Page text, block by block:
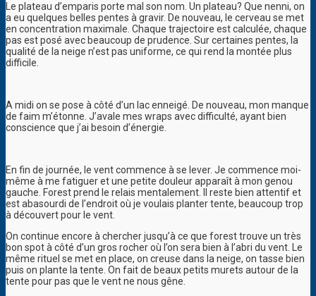
Le plateau d’emparis porte mal son nom. Un plateau? Que nenni, on
a eu quelques belles pentes à gravir. De nouveau, le cerveau se met
en concentration maximale. Chaque trajectoire est calculée, chaque
pas est posé avec beaucoup de prudence. Sur certaines pentes, la
qualité de la neige n’est pas uniforme, ce qui rend la montée plus
difficile.
A midi on se pose à côté d’un lac enneigé. De nouveau, mon manque
de faim m’étonne. J’avale mes wraps avec difficulté, ayant bien
conscience que j’ai besoin d’énergie.
En fin de journée, le vent commence à se lever. Je commence moi-
même à me fatiguer et une petite douleur apparaît à mon genou
gauche. Forest prend le relais mentalement. Il reste bien attentif et
est abasourdi de l’endroit où je voulais planter tente, beaucoup trop
à découvert pour le vent.
On continue encore à chercher jusqu’à ce que forest trouve un très
bon spot à côté d’un gros rocher où l’on sera bien à l’abri du vent. Le
même rituel se met en place, on creuse dans la neige, on tasse bien
puis on plante la tente. On fait de beaux petits murets autour de la
tente pour pas que le vent ne nous gêne.